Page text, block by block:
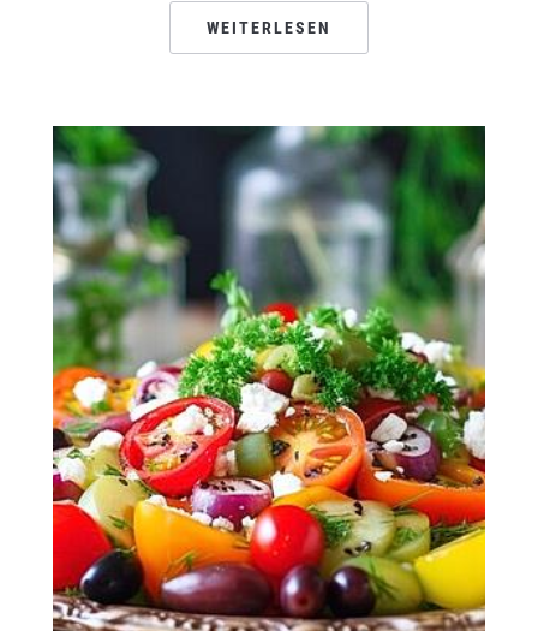
WEITERLESEN